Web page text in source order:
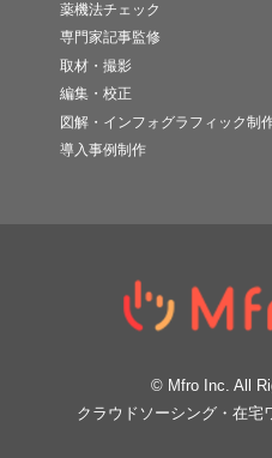
薬機法チェック
専門家記事監修
取材・撮影
編集・校正
図解・インフォグラフィック制
導入事例制作
© Mfro Inc. All
クラウドソーシング・在宅